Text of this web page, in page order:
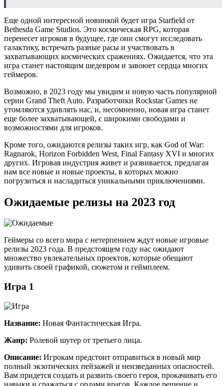
Еще одной интересной новинкой будет игра Starfield от
Bethesda Game Studios. Это космическая RPG, которая
перенесет игроков в будущее, где они смогут исследовать
галактику, встречать разные расы и участвовать в
захватывающих космических сражениях. Ожидается, что эта
игра станет настоящим шедевром и завоюет сердца многих
геймеров.
Возможно, в 2023 году мы увидим и новую часть популярной
серии Grand Theft Auto. Разработчики Rockstar Games не
утомляются удивлять нас, и, несомненно, новая игра станет
еще более захватывающей, с широкими свободами и
возможностями для игроков.
Кроме того, ожидаются релизы таких игр, как God of War:
Ragnarok, Horizon Forbidden West, Final Fantasy XVI и многих
других. Игровая индустрия живет и развивается, предлагая
нам все новые и новые проекты, в которых можно
погрузиться и насладиться уникальными приключениями.
Ожидаемые релизы на 2023 год
Геймеры со всего мира с нетерпением ждут новые игровые
релизы 2023 года. В предстоящем году нас ожидают
множество увлекательных проектов, которые обещают
удивить своей графикой, сюжетом и геймплеем.
Игра 1
Название: Новая Фантастическая Игра.
Жанр: Ролевой шутер от третьего лица.
Описание: Игрокам предстоит отправиться в новый мир
полный экзотических пейзажей и неизведанных опасностей.
Вам придется создать и развить своего героя, прокачивать его
навыки и сражаться с ордами врагов. Каждое решение и